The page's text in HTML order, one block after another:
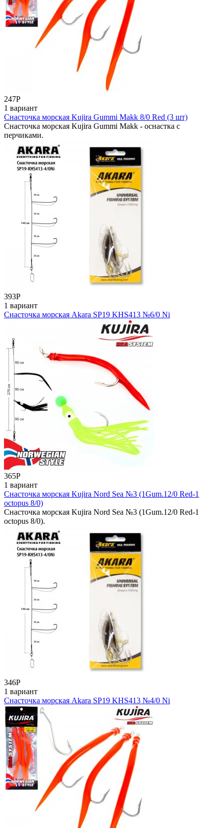
247Р
1 вариант
Снасточка морская Kujira Gummi Makk 8/0 Red (3 шт)
Снасточка морская Kujira Gummi Makk - оснастка с
перчиками.
393Р
1 вариант
Снасточка морская Akara SP19 KHS413 №6/0 Ni
365Р
1 вариант
Снасточка морская Kujira Nord Sea №3 (1Gum.12/0 Red-1
octopus 8/0)
Снасточка морская Kujira Nord Sea №3 (1Gum.12/0 Red-1
octopus 8/0).
346Р
1 вариант
Снасточка морская Akara SP19 KHS413 №4/0 Ni